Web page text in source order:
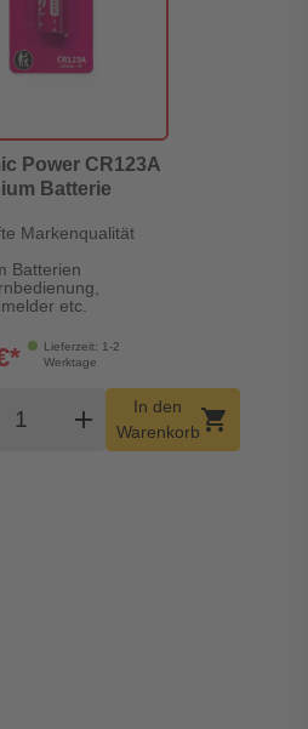
Power CR123A
Batterie
Markenqualität
Batterien
etc.
Lieferzeit: 1-2
Werktage
Warenkorb Menge
add
In den
Warenkorbshopping_cart